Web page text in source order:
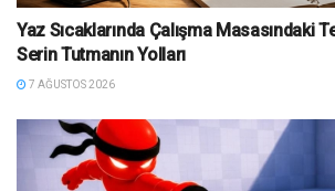
Yaz Sıcaklarında Çalışma Masasındaki
Serin Tutmanın Yolları
7 AĞUSTOS 2026